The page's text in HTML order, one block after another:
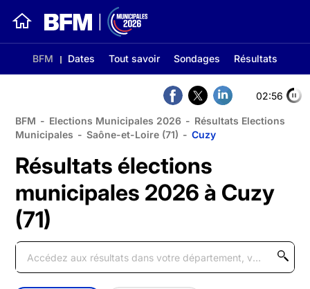
BFM Dates Tout savoir Sondages Résultats
02:56
BFM - Elections Municipales 2026 - Résultats Elections
Municipales - Saône-et-Loire (71) - Cuzy
Résultats élections
municipales 2026 à Cuzy
(71)